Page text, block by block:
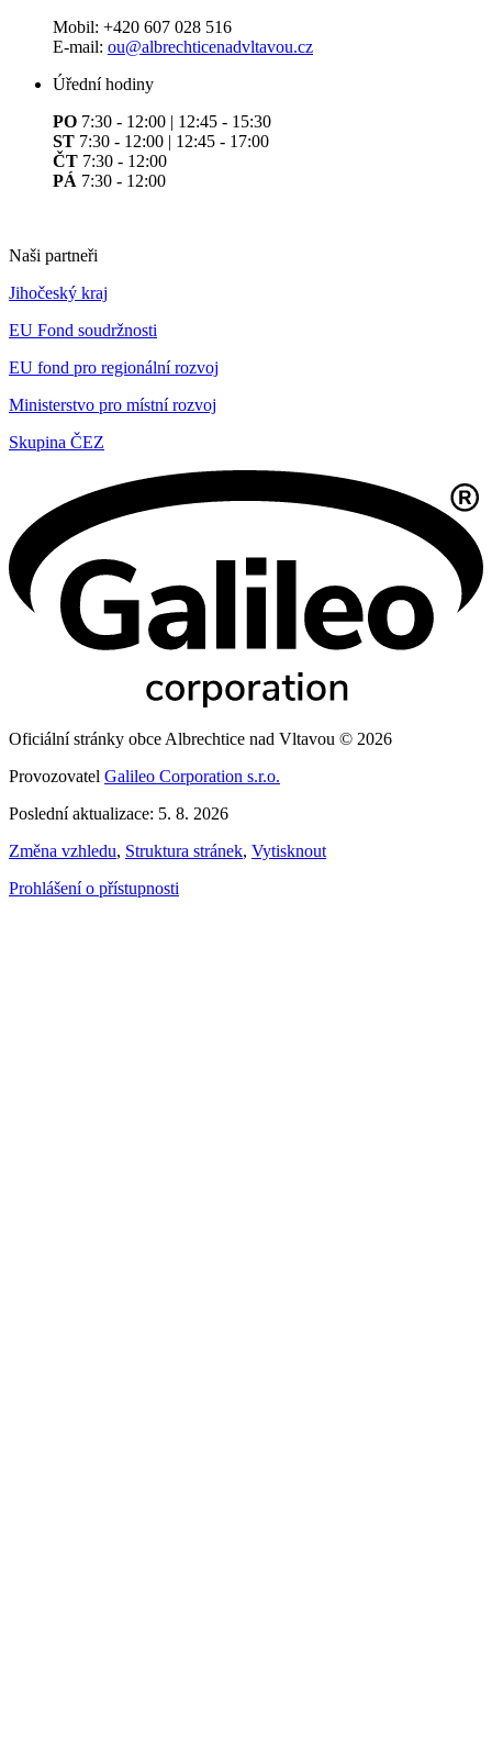
Mobil: +420 607 028 516
E-mail: ou@albrechticenadvltavou.cz
Úřední hodiny
PO 7:30 - 12:00 | 12:45 - 15:30
ST 7:30 - 12:00 | 12:45 - 17:00
ČT 7:30 - 12:00
PÁ 7:30 - 12:00
Naši partneři
Jihočeský kraj
EU Fond soudržnosti
EU fond pro regionální rozvoj
Ministerstvo pro místní rozvoj
Skupina ČEZ
Oficiální stránky obce Albrechtice nad Vltavou © 2026
Provozovatel Galileo Corporation s.r.o.
Poslední aktualizace: 5. 8. 2026
Změna vzhledu, Struktura stránek, Vytisknout
Prohlášení o přístupnosti